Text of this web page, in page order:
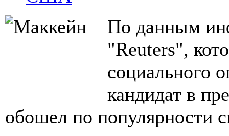
По данным
"Reuters",
социального
кандидат в
обошел по популярности